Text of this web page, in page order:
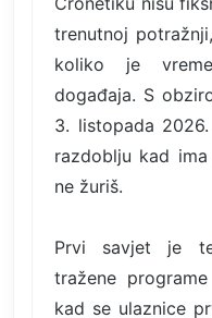
trenutnoj
koliko je
događaja. S
3. listopada
razdoblju kad
ne žuriš.
Prvi savjet je
tražene
kad se ulaznice